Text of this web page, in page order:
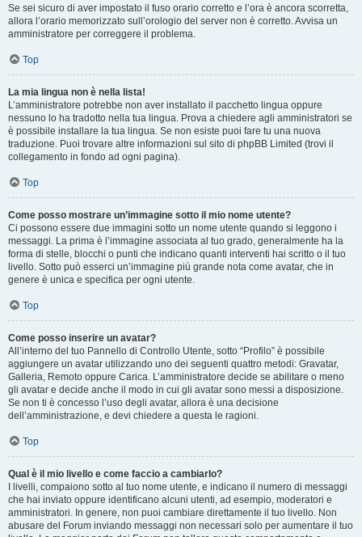
Se sei sicuro di aver impostato il fuso orario corretto e l’ora è ancora scorretta,
allora l’orario memorizzato sull’orologio del server non è corretto. Avvisa un
amministratore per correggere il problema.
Top
La mia lingua non è nella lista!
L’amministratore potrebbe non aver installato il pacchetto lingua oppure
nessuno lo ha tradotto nella tua lingua. Prova a chiedere agli amministratori se
è possibile installare la tua lingua. Se non esiste puoi fare tu una nuova
traduzione. Puoi trovare altre informazioni sul sito di phpBB Limited (trovi il
collegamento in fondo ad ogni pagina).
Top
Come posso mostrare un’immagine sotto il mio nome utente?
Ci possono essere due immagini sotto un nome utente quando si leggono i
messaggi. La prima è l’immagine associata al tuo grado, generalmente ha la
forma di stelle, blocchi o punti che indicano quanti interventi hai scritto o il tuo
livello. Sotto può esserci un’immagine più grande nota come avatar, che in
genere è unica e specifica per ogni utente.
Top
Come posso inserire un avatar?
All’interno del tuo Pannello di Controllo Utente, sotto “Profilo” è possibile
aggiungere un avatar utilizzando uno dei seguenti quattro metodi: Gravatar,
Galleria, Remoto oppure Carica. L’amministratore decide se abilitare o meno
gli avatar e decide anche il modo in cui gli avatar sono messi a disposizione.
Se non ti è concesso l’uso degli avatar, allora è una decisione
dell’amministrazione, e devi chiedere a questa le ragioni.
Top
Qual è il mio livello e come faccio a cambiarlo?
I livelli, compaiono sotto al tuo nome utente, e indicano il numero di messaggi
che hai inviato oppure identificano alcuni utenti, ad esempio, moderatori e
amministratori. In genere, non puoi cambiare direttamente il tuo livello. Non
abusare del Forum inviando messaggi non necessari solo per aumentare il tuo